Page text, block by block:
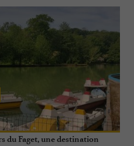
du Faget, une destination